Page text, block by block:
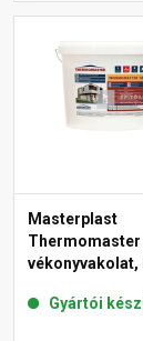
Masterplast
vékonyvakolat,
Gyártói